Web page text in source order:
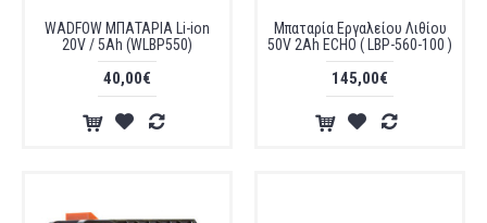
WADFOW ΜΠΑΤΑΡΙΑ Li-ion
20V / 5Ah (WLBP550)
40,00€
Μπαταρία Εργαλείου Λιθίου
50V 2Ah ECHO ( LBP-560-100 )
145,00€